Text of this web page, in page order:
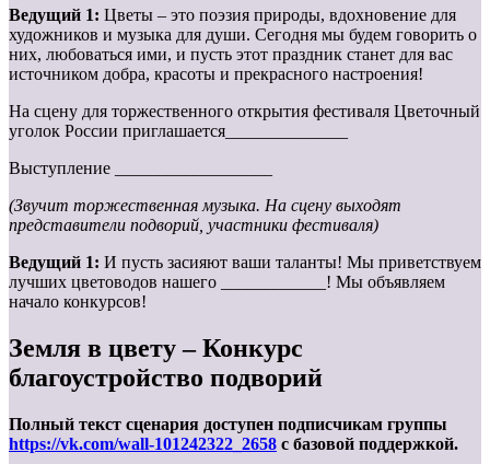
Ведущий 1: Цветы – это поэзия природы, вдохновение для
художников и музыка для души. Сегодня мы будем говорить о
них, любоваться ими, и пусть этот праздник станет для вас
источником добра, красоты и прекрасного настроения!
На сцену для торжественного открытия фестиваля Цветочный
уголок России приглашается______________
Выступление __________________
(Звучит торжественная музыка. На сцену выходят
представители подворий, участники фестиваля)
Ведущий 1: И пусть засияют ваши таланты! Мы приветствуем
лучших цветоводов нашего ____________! Мы объявляем
начало конкурсов!
Земля в цвету – Конкурс
благоустройство подворий
Полный текст сценария доступен подписчикам группы
https://vk.com/wall-101242322_2658 с базовой поддержкой.